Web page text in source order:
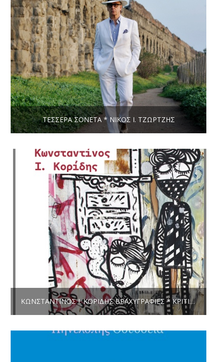
ΤΈΣΣΕΡΑ ΣΟΝΈΤΑ * ΝΊΚΟΣ Ι. ΤΖΏΡΤΖΗΣ
ΚΩΝΣΤΑΝΤΊΝΟΣ Ι. ΚΟΡΊΔΗΣ ΒΡΑΧΥΓΡΑΦΊΕΣ * ΚΡΙΤΙΚΉ